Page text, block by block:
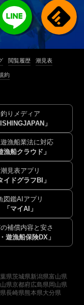
閲覧履歴 潮見表
約
釣りメディア
」
漁船業法に対応
漁船クラウド」
潮見表アプリ
イドグラフBI」
図鑑AIアプリ
「マイAI」
補償内容と安さ
遊漁船保険DX」
県茨城県新潟県富山県
県京都府広島県岡山県
長崎県熊本県大分県